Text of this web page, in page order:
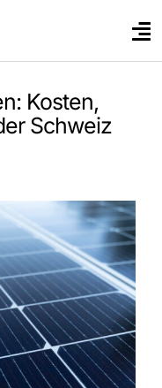
Kosten,
Schweiz